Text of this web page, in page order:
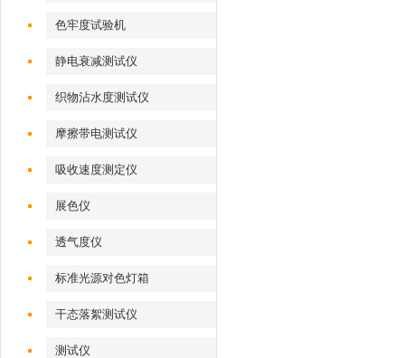
色牢度试验机
静电衰减测试仪
织物沾水度测试仪
摩擦带电测试仪
吸收速度测定仪
展色仪
透气度仪
标准光源对色灯箱
干态落絮测试仪
测试仪